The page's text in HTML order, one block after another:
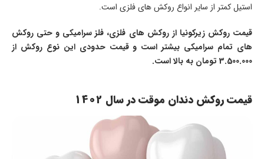
استیل کمتر از سایر انواع روکش های فلزی است.
قیمت روکش زیرکونیا از روکش های فلزی، فلز سرامیکی و حتی روکش
های تمام سرامیکی بیشتر است و قیمت حدودی این نوع روکش از
3.500.000 تومان به بالا است.
قیمت روکش دندان موقت در سال 1402